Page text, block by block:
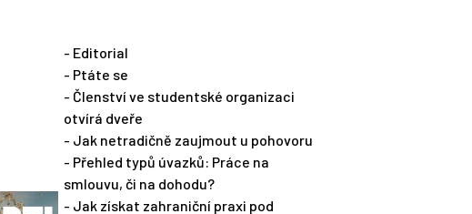
- Editorial
- Ptáte se
- Členství ve studentské organizaci
otvírá dveře
- Jak netradičně zaujmout u pohovoru
- Přehled typů úvazků: Práce na
smlouvu, či na dohodu?
- Jak získat zahraniční praxi pod